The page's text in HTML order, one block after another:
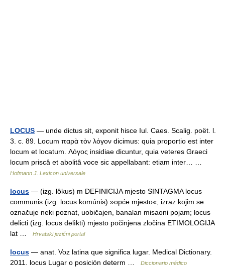
LOCUS — unde dictus sit, exponit hisce Iul. Caes. Scalig. poët. l.
3. c. 89. Locum παρὰ τὸν λόγον dicimus: quia proportio est inter
locum et locatum. Λόγος insidiae dicuntur, quia veteres Graeci
locum priscâ et abolitâ voce sic appellabant: etiam inter… …
Hofmann J. Lexicon universale
locus — (izg. lȍkus) m DEFINICIJA mjesto SINTAGMA locus
communis (izg. locus komúnis) »opće mjesto«, izraz kojim se
označuje neki poznat, uobičajen, banalan misaoni pojam; locus
delicti (izg. locus delìkti) mjesto počinjena zločina ETIMOLOGIJA
lat …
Hrvatski jezični portal
locus — anat. Voz latina que significa lugar. Medical Dictionary.
2011. locus Lugar o posición determ …
Diccionario médico